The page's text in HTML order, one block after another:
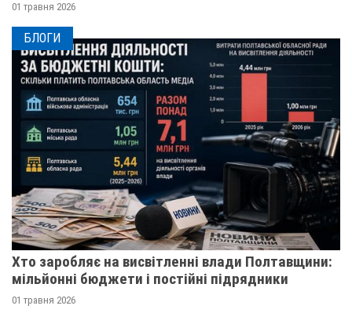
01 травня 2026
БЛОГИ
Хто заробляє на висвітленні влади Полтавщини:
мільйонні бюджети і постійні підрядники
01 травня 2026